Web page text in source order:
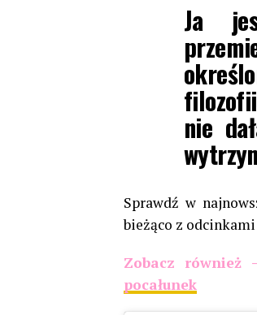
Ja
nie
Sprawdź w
bieżąco z odcinkami
Zobacz również
pocałunek